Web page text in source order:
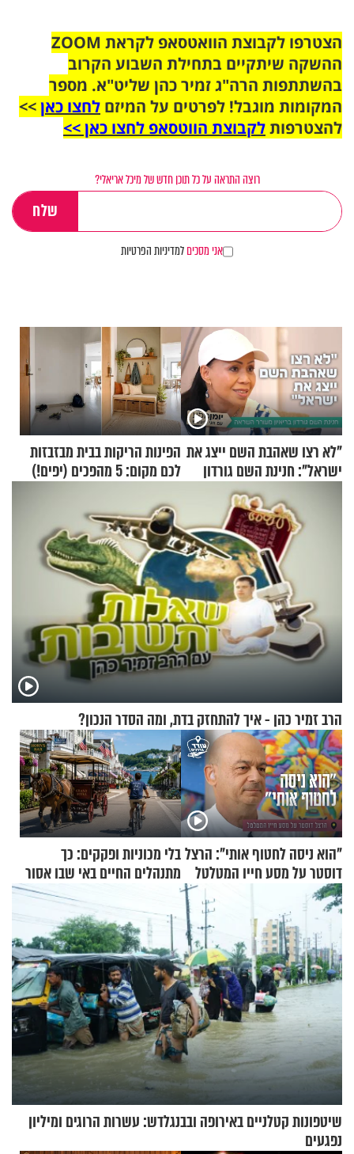
הצטרפו לקבוצת הוואטסאפ לקראת ZOOM
ההשקה שיתקיים בתחילת השבוע הקרוב
בהשתתפות הרה"ג זמיר כהן שליט"א. מספר
המקומות מוגבל! לפרטים על המיזם לחצו כאן>>
להצטרפותלקבוצת הווטסאפ לחצו כאן >>
רוצה התראה על כל תוכן חדש של מיכל אריאלי?
אני מסכיםלמדיניות הפרטיות
"לא רצו שאהבת השם ייצג את
ישראל": חנינת השם גורדון
בריאיון מעורר השראה
הפינות הריקות בבית מבזבזות
לכם מקום: 5 מהפכים (יפים!)
הרב זמיר כהן - איך להתחזק בדת, ומה הסדר הנכון?
"הוא ניסה לחטוף אותי": הרצל
דוסטר על מסע חייו המטלטל
בלי מכוניות ופקקים: כך
מתנהלים החיים באי שבו אסור
לנהוג כבר יותר מ-120 שנה
שיטפונות קטלניים באירופה ובבנגלדש: עשרות הרוגים ומיליון
נפגעים